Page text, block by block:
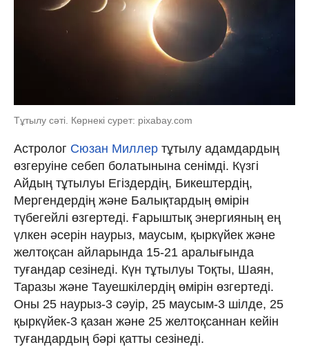
Тұтылу сәті. Көрнекі сурет: pixabay.com
Астролог Сюзан Миллер тұтылу адамдардың
өзгеруіне себеп болатынына сенімді. Күзгі
Айдың тұтылуы Егіздердің, Бикештердің,
Мергендердің және Балықтардың өмірін
түбегейлі өзгертеді. Ғарыштық энергияның ең
үлкен әсерін наурыз, маусым, қыркүйек және
желтоқсан айларында 15-21 аралығында
туғандар сезінеді. Күн тұтылуы Тоқты, Шаян,
Таразы және Тауешкілердің өмірін өзгертеді.
Оны 25 наурыз-3 сәуір, 25 маусым-3 шілде, 25
қыркүйек-3 қазан және 25 желтоқсаннан кейін
туғандардың бәрі қатты сезінеді.